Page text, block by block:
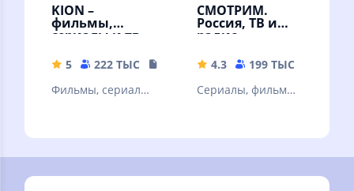
KION –
фильмы,
сериалы и тв
5 222 ТЫС
108.87 MB
Фильмы, сериалы
СМОТРИМ.
Россия, ТВ и
радио
4.3 199 ТЫС
Сериалы, фильмы,